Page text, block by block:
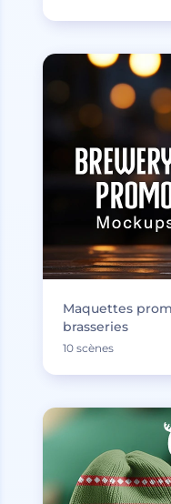
Maquettes
brasseries
10 scènes